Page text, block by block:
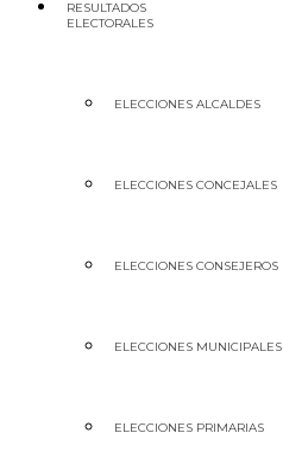
RESULTADOS
ELECTORALES
ELECCIONES ALCALDES
ELECCIONES CONCEJALES
ELECCIONES CONSEJEROS
ELECCIONES MUNICIPALES
ELECCIONES PRIMARIAS